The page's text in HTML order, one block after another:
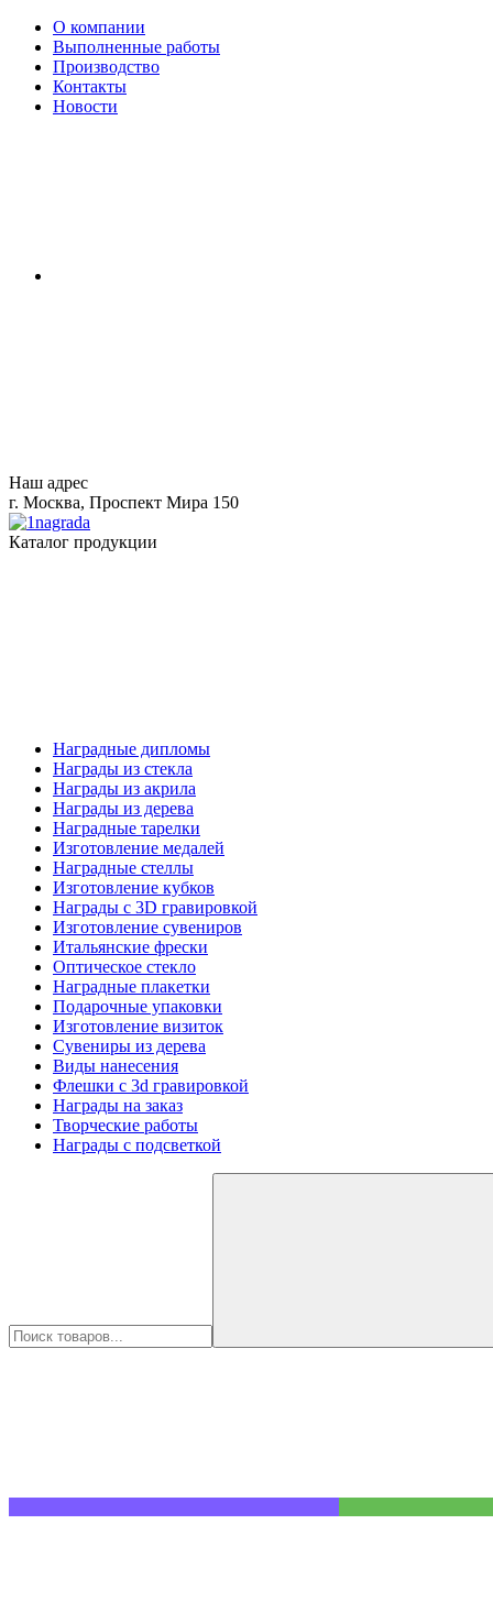
О компании
Выполненные работы
Производство
Контакты
Новости
Наш адрес
г. Москва, Проспект Мира 150
Каталог продукции
Наградные дипломы
Награды из стекла
Награды из акрила
Награды из дерева
Наградные тарелки
Изготовление медалей
Наградные стеллы
Изготовление кубков
Награды с 3D гравировкой
Изготовление сувениров
Итальянские фрески
Оптическое стекло
Наградные плакетки
Подарочные упаковки
Изготовление визиток
Сувениры из дерева
Виды нанесения
Флешки с 3d гравировкой
Награды на заказ
Творческие работы
Награды с подсветкой